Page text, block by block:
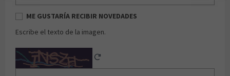
ME GUSTARÍA RECIBIR NOVEDADES
Escribe el texto de la imagen.
Captcha